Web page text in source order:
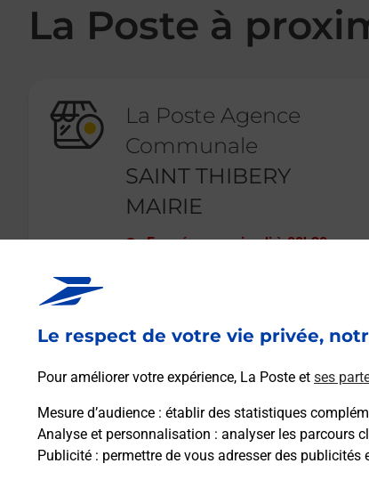
Le respect de votre vie privée,
Pour améliorer votre expérience, La Poste et ses
Mesure d’audience : établir des statistiques
Analyse et personnalisation : analyser les parcours
Publicité : permettre de vous adresser des publicités
La Poste à
La Poste Agence
Communale
SAINT THIBERY
MAIRIE
Fermé-ouvre jeudi à 08h30
En savoir plus